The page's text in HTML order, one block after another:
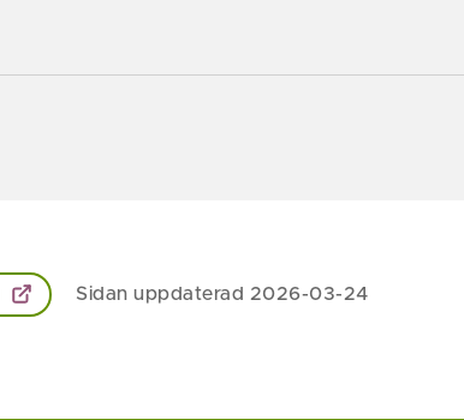
Sidan uppdaterad 2026-03-24